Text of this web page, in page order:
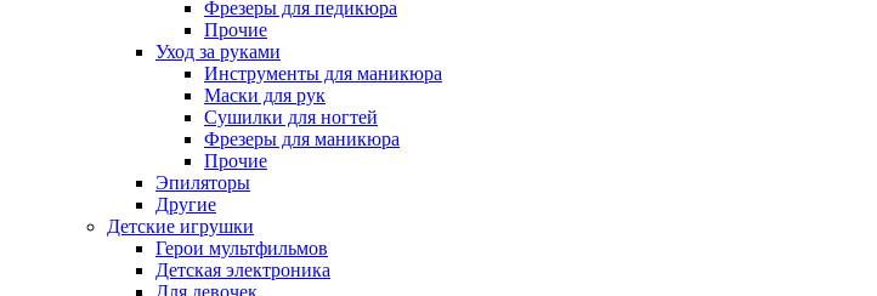
Фрезеры для педикюра
Прочие
Уход за руками
Инструменты для маникюра
Маски для рук
Сушилки для ногтей
Фрезеры для маникюра
Прочие
Эпиляторы
Другие
Детские игрушки
Герои мультфильмов
Детская электроника
Для девочек